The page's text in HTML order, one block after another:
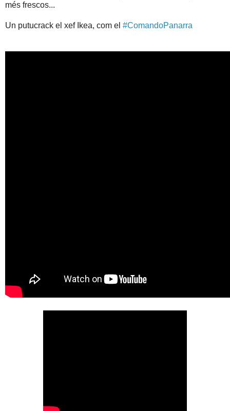
més frescos...
Un putucrack el xef Ikea, com el #ComandoPanarra